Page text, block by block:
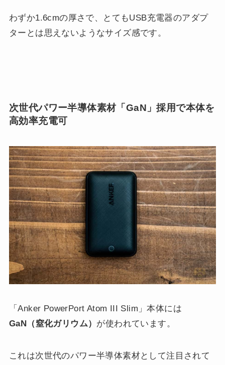
わずか1.6cmの厚さで、とてもUSB充電器のアダプ
ターとは思えないようなサイズ感です。
次世代パワー半導体素材「GaN」採用で本体を
高効率充電可
「Anker PowerPort Atom III Slim」本体には
GaN（窒化ガリウム） が使われています。
これは次世代のパワー半導体素材として注目されて